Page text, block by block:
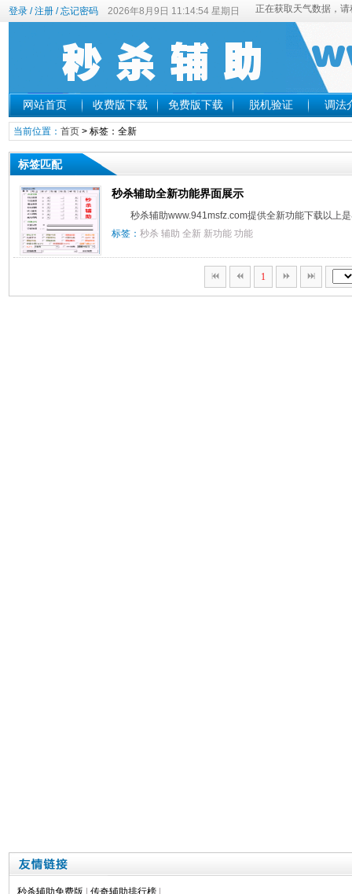
登录/注册/忘记密码 2026年8月9日 11:14:54 星期日
网站首页 收费版下载 免费版下载 脱机验证 调法
当前位置： 首页> 标签：全新
标签匹配
秒杀辅助全新功能界面展示
秒杀辅助www.941msfz.com提供全新功能下载以上
标签： 秒杀 辅助 全新 新功能 功能
1
秒杀辅助免费版 传奇辅助排行榜